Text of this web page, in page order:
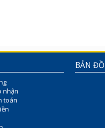
nhận
toán
BẢN ĐỒ